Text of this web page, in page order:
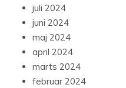
juli 2024
juni 2024
maj 2024
april 2024
marts 2024
februar 2024